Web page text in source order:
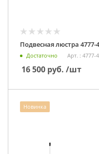
Подвесная
Достаточно Арт. : 4777-
16 500 руб. /шт
Новинка